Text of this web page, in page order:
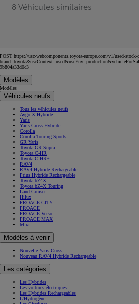
8 Véhicules similaires
POST https://usc-webcomponents.toyota-europe.com/v1/used-stock-
9b804a33d0c3
Modèles
Modèles
Véhicules neufs
Tous les véhicules neufs
Aygo X Hybride
Yaris
Yaris Cross Hybride
Corolla
Corolla Touring Sports
GR Yaris
Toyota GR Supra
Toyota C-HR
Toyota C-HR+
RAV4
RAV4 Hybride Rechargeable
Prius Hybride Rechargeable
Toyota bZ4X
Toyota bZ4X Touring
Land Cruiser
Hilux
PROACE CITY
PROACE
PROACE Verso
PROACE MAX
Mirai
Modèles à venir
Nouvelle Yaris Cross
Nouveau RAV4 Hybride Rechargeable
Les catégories
Les Hybrides
Les voitures électriques
Les Hybrides Rechargeables
L'Hydrogène